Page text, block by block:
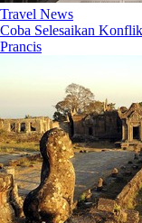
Travel News
Coba Selesaikan
Prancis